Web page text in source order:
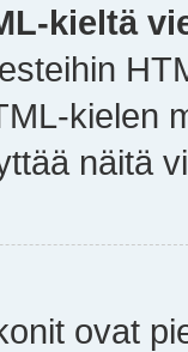
kieltä
kielen
näitä
ovat